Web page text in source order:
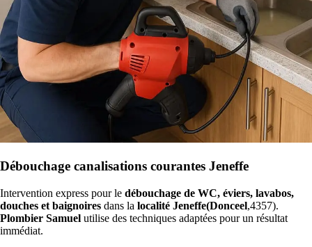
Débouchage canalisations courantes Jeneffe
Intervention express pour le débouchage de WC, éviers, lavabos,
douches et baignoires dans la localité Jeneffe(Donceel,4357).
Plombier Samuel utilise des techniques adaptées pour un résultat
immédiat.